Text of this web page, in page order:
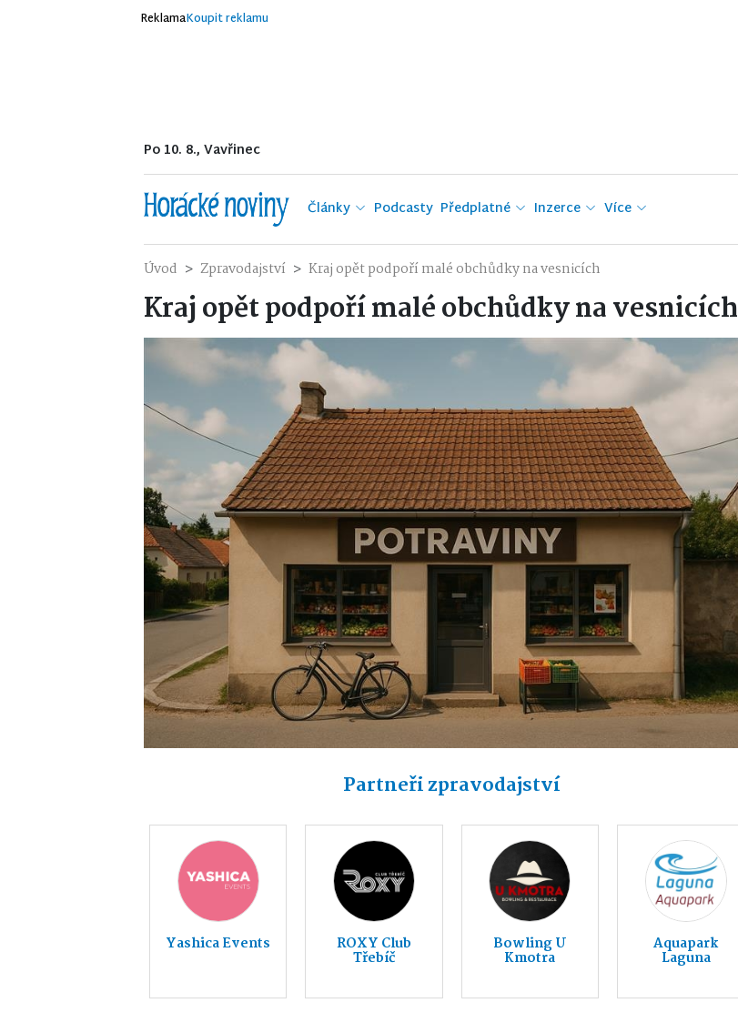
ReklamaKoupit reklamu
Po 10. 8., Vavřinec
Články Podcasty Předplatné Inzerce Více
Úvod Zpravodajství Kraj opět podpoří malé obchůdky na vesnicích
Kraj opět podpoří malé obchůdky na vesnicích
Partneři zpravodajství
Yashica Events ROXY Club
Třebíč
Bowling U
Kmotra
Aquapark
Laguna